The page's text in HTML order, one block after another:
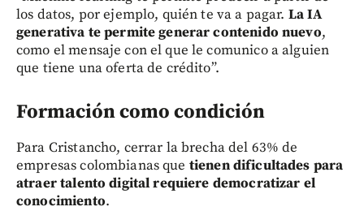
los datos, por ejemplo, quién te va a pagar. La IA
generativa te permite generar contenido nuevo,
como el mensaje con el que le comunico a alguien
que tiene una oferta de crédito”.
Formación como condición
Para Cristancho, cerrar la brecha del 63% de
empresas colombianas que tienen dificultades para
atraer talento digital requiere democratizar el
conocimiento.